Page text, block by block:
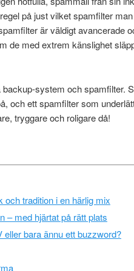
på just vilket spamfilter
är väldigt avancerade
de med extrem känslighet
system och spamfilter.
och ett spamfilter som
tryggare och roligare då!
och tradition i en härlig mix
– med hjärtat på rätt plats
eller bara ännu ett buzzword?